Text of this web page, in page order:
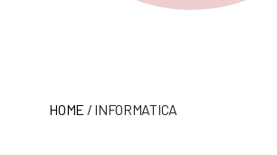
HOME / INFORMATICA